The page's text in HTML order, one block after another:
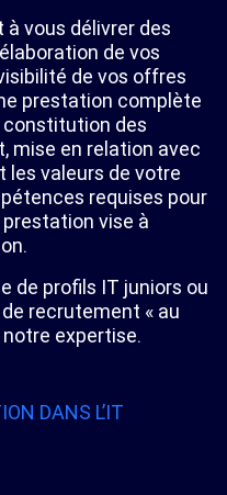
vous délivrer des
de vos
de vos offres
prestation complète
des
mise en relation avec
les valeurs de votre
requises pour
vise à
de profils IT juniors ou
recrutement « au
expertise.
DANS L’IT